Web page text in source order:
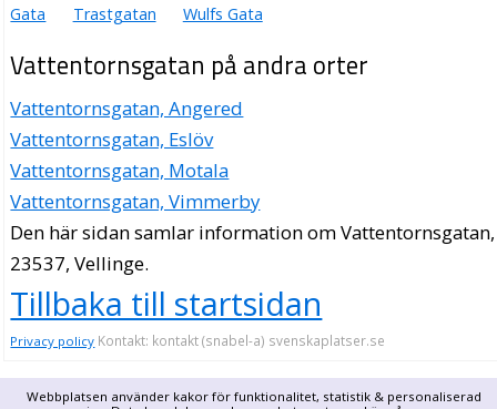
Webbplatsen använder kakor för funktionalitet, statistik & personaliserad
Gata
Trastgatan Wulfs Gata
Vattentornsgatan på andra orter
Vattentornsgatan, Angered
Vattentornsgatan, Eslöv
Vattentornsgatan, Motala
Vattentornsgatan, Vimmerby
Den här sidan samlar information om Vattentornsgatan,
23537, Vellinge.
Tillbaka till startsidan
Privacy policy Kontakt: kontakt (snabel-a) svenskaplatser.se